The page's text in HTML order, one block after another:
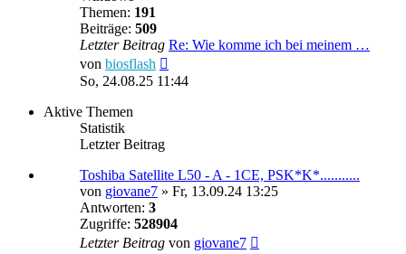
Themen: 191
Beiträge: 509
Letzter Beitrag Re: Wie komme ich bei meinem …
von biosflash
Beitrag
So, 24.08.25 11:44
Aktive Themen
Statistik
Letzter Beitrag
Toshiba Satellite L50 - A - 1CE, PSK*K*...........
von giovane7 » Fr, 13.09.24 13:25
Antworten: 3
Zugriffe: 528904
Letzter Beitrag von giovane7